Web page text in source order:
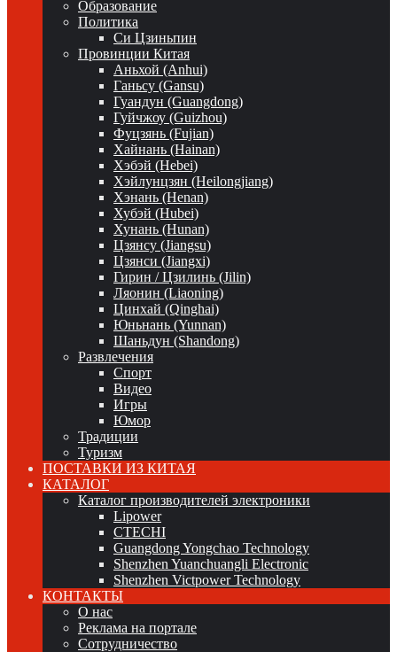
Образование
Политика
Си Цзиньпин
Провинции Китая
Аньхой (Anhui)
Ганьсу (Gansu)
Гуандун (Guangdong)
Гуйчжоу (Guizhou)
Фуцзянь (Fujian)
Хайнань (Hainan)
Хэбэй (Hebei)
Хэйлунцзян (Heilongjiang)
Хэнань (Henan)
Хубэй (Hubei)
Хунань (Hunan)
Цзянсу (Jiangsu)
Цзянси (Jiangxi)
Гирин / Цзилинь (Jilin)
Ляонин (Liaoning)
Цинхай (Qinghai)
Юньнань (Yunnan)
Шаньдун (Shandong)
Развлечения
Спорт
Видео
Игры
Юмор
Традиции
Туризм
ПОСТАВКИ ИЗ КИТАЯ
КАТАЛОГ
Каталог производителей электроники
Lipower
CTECHI
Guangdong Yongchao Technology
Shenzhen Yuanchuangli Electronic
Shenzhen Victpower Technology
КОНТАКТЫ
О нас
Реклама на портале
Сотрудничество